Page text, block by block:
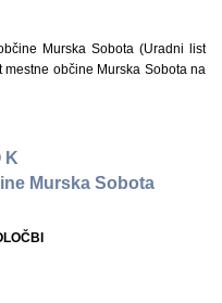
Murska Sobota (Uradni list
mestne občine Murska Sobota na
K
Murska Sobota